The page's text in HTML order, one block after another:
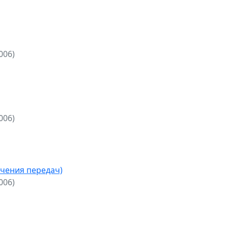
передач)